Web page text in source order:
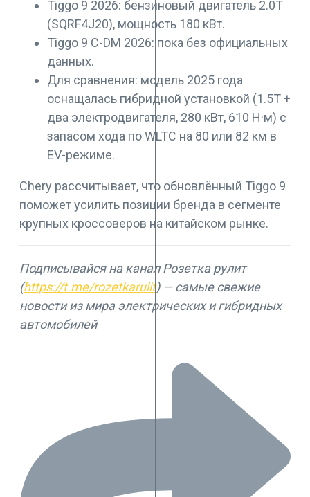
Tiggo 9 2026: бензиновый двигатель 2.0T
(SQRF4J20), мощность 180 кВт.
Tiggo 9 C-DM 2026: пока без официальных
данных.
Для сравнения: модель 2025 года
оснащалась гибридной установкой (1.5T +
два электродвигателя, 280 кВт, 610 Н·м) с
запасом хода по WLTC на 80 или 82 км в
EV-режиме.
Chery рассчитывает, что обновлённый Tiggo 9
поможет усилить позиции бренда в сегменте
крупных кроссоверов на китайском рынке.
Подписывайся на канал Розетка рулит
(https://t.me/rozetkarulit) — самые свежие
новости из мира электрических и гибридных
автомобилей